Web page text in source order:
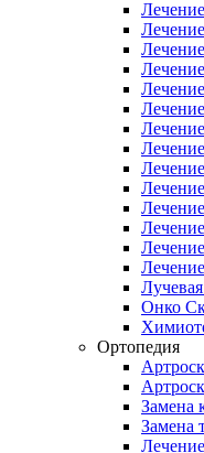
Онко
Ортопедия
Замена
Замена